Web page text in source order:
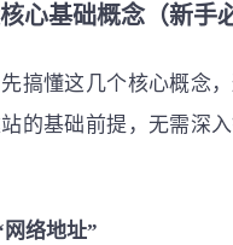
心基础概念（新手
搞懂这几个核心概念
的基础前提，无需深
络地址”